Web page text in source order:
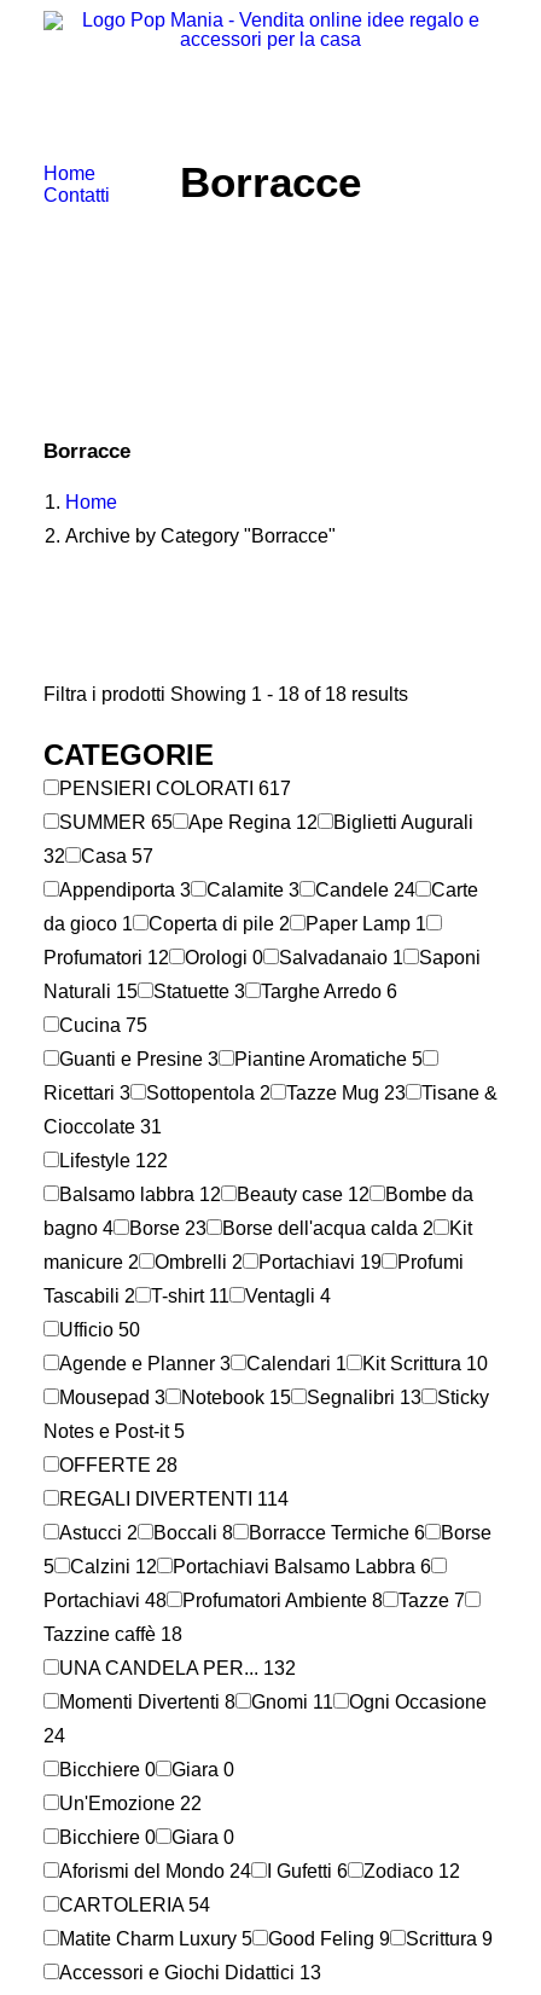
Home
Contatti
Borracce
Borracce
Home
Archive by Category "Borracce"
Filtra i prodotti Showing 1 - 18 of 18 results
CATEGORIE
PENSIERI COLORATI 617
SUMMER 65 Ape Regina 12
Biglietti Augurali
32
Casa 57
Appendiporta 3 Calamite 3 Candele 24
Carte
da gioco 1 Coperta di pile 2 Paper Lamp 1
Profumatori 12 Orologi 0 Salvadanaio 1
Saponi
Naturali 15 Statuette 3 Targhe Arredo 6
Cucina 75
Guanti e Presine 3 Piantine Aromatiche 5
Ricettari 3 Sottopentola 2 Tazze Mug 23
Tisane &
Cioccolate 31
Lifestyle 122
Balsamo labbra 12 Beauty case 12
Bombe da
bagno 4 Borse 23 Borse dell'acqua calda 2
Kit
manicure 2 Ombrelli 2 Portachiavi 19
Profumi
Tascabili 2 T-shirt 11 Ventagli 4
Ufficio 50
Agende e Planner 3 Calendari 1 Kit Scrittura 10
Mousepad 3 Notebook 15 Segnalibri 13
Sticky
Notes e Post-it5
OFFERTE 28
REGALI DIVERTENTI 114
Astucci 2 Boccali 8 Borracce Termiche 6
Borse
5
Calzini 12 Portachiavi Balsamo Labbra 6
Portachiavi 48 Profumatori Ambiente 8 Tazze 7
Tazzine caffè 18
UNA CANDELA PER... 132
Momenti Divertenti 8 Gnomi 11
Ogni Occasione
24
Bicchiere 0 Giara 0
Un'Emozione 22
Bicchiere 0 Giara 0
Aforismi del Mondo 24 I Gufetti 6 Zodiaco 12
CARTOLERIA54
Matite Charm Luxury 5 Good Feling 9 Scrittura 9
Accessori e Giochi Didattici 13